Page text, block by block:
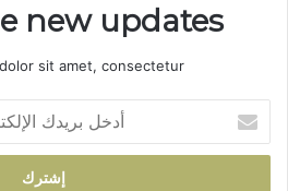
new updates!
sit amet, consectetur.
خ